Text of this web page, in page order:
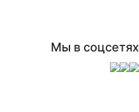
Мы в соцсетях